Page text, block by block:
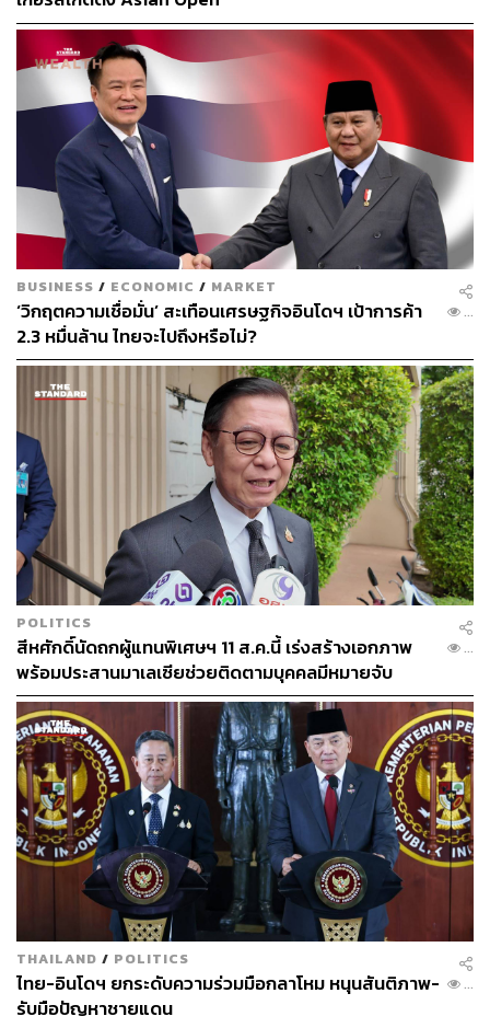
BUSINESS / ECONOMIC / MARKET
‘วิกฤตความเชื่อมั่น’ สะเทือนเศรษฐกิจอินโดฯ เป้าการค้า
2.3 หมื่นล้าน ไทยจะไปถึงหรือไม่?
...
POLITICS
สีหศักดิ์นัดถกผู้แทนพิเศษฯ 11 ส.ค.นี้ เร่งสร้างเอกภาพ
พร้อมประสานมาเลเซียช่วยติดตามบุคคลมีหมายจับ
...
THAILAND / POLITICS
ไทย-อินโดฯ ยกระดับความร่วมมือกลาโหม หนุนสันติภาพ-
รับมือปัญหาชายแดน
...